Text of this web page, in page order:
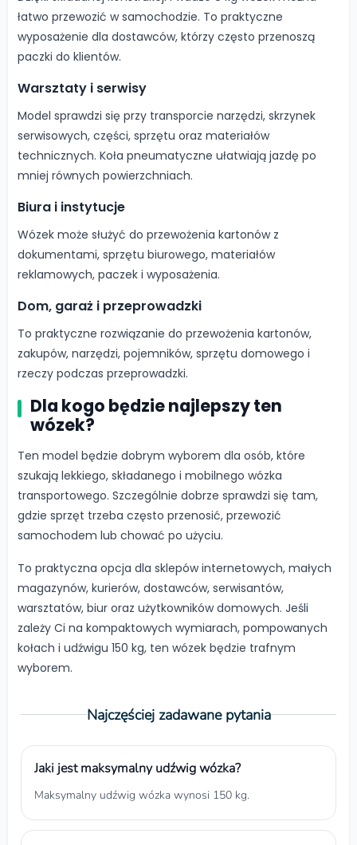
łatwo przewozić w samochodzie. To praktyczne
wyposażenie dla dostawców, którzy często przenoszą
paczki do klientów.
Warsztaty i serwisy
Model sprawdzi się przy transporcie narzędzi, skrzynek
serwisowych, części, sprzętu oraz materiałów
technicznych. Koła pneumatyczne ułatwiają jazdę po
mniej równych powierzchniach.
Biura i instytucje
Wózek może służyć do przewożenia kartonów z
dokumentami, sprzętu biurowego, materiałów
reklamowych, paczek i wyposażenia.
Dom, garaż i przeprowadzki
To praktyczne rozwiązanie do przewożenia kartonów,
zakupów, narzędzi, pojemników, sprzętu domowego i
rzeczy podczas przeprowadzki.
Dla kogo będzie najlepszy ten
wózek?
Ten model będzie dobrym wyborem dla osób, które
szukają lekkiego, składanego i mobilnego wózka
transportowego. Szczególnie dobrze sprawdzi się tam,
gdzie sprzęt trzeba często przenosić, przewozić
samochodem lub chować po użyciu.
To praktyczna opcja dla sklepów internetowych, małych
magazynów, kurierów, dostawców, serwisantów,
warsztatów, biur oraz użytkowników domowych. Jeśli
zależy Ci na kompaktowych wymiarach, pompowanych
kołach i udźwigu 150 kg, ten wózek będzie trafnym
wyborem.
Najczęściej zadawane pytania
Jaki jest maksymalny udźwig wózka?
Maksymalny udźwig wózka wynosi 150 kg.